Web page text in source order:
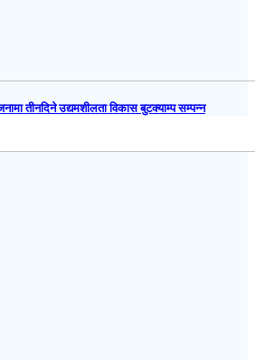
तीनदिने उद्यमशीलता विकास बुटक्याम्प सम्पन्न